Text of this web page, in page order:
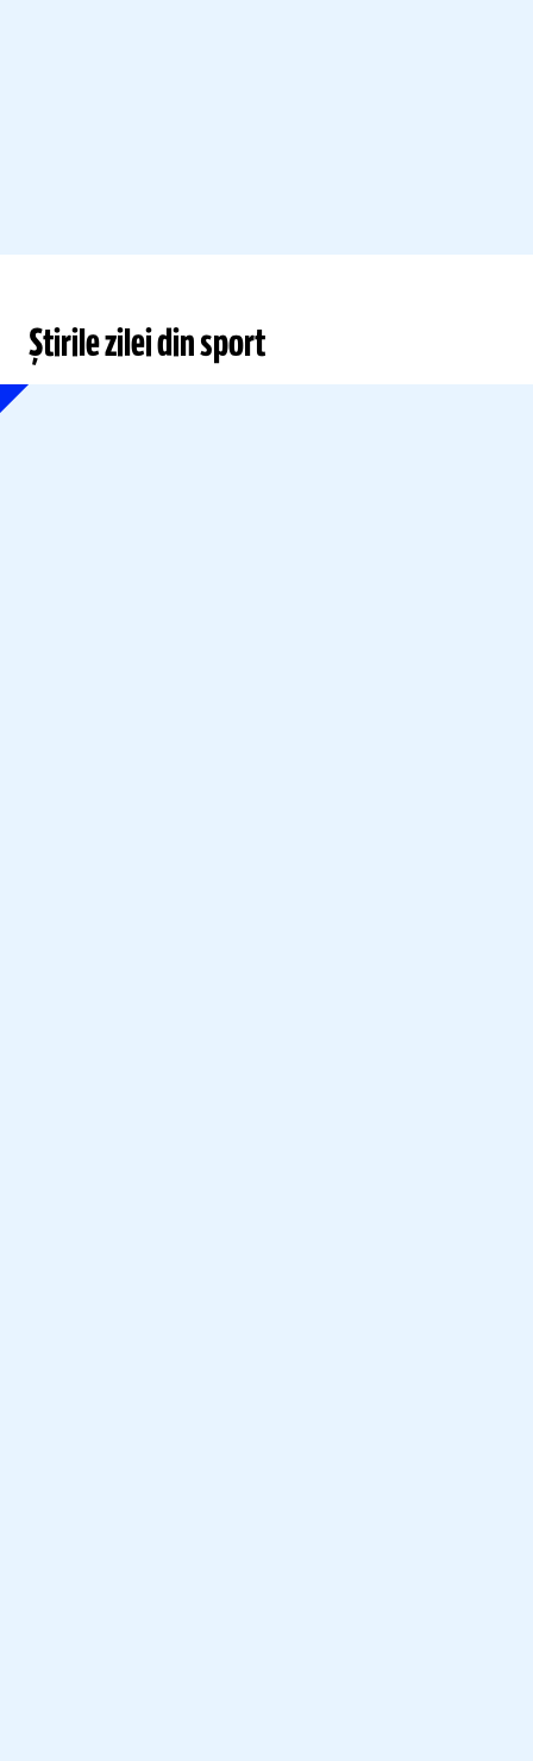
Știrile zilei din sport